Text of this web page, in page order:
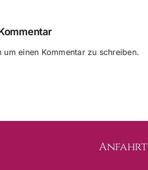
um einen Kommentar zu schreiben.
Anfahrt